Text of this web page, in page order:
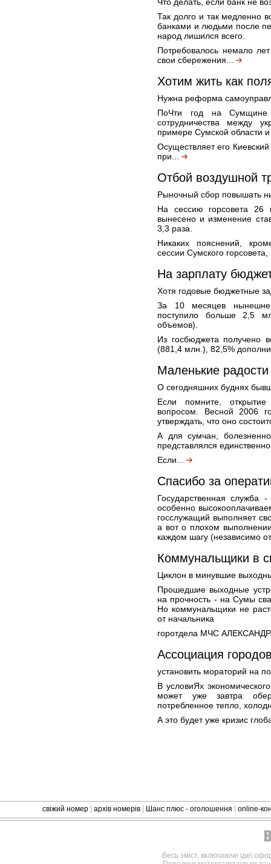
Так долго и так медленно
банками и людьми после
народ лишился всего.
Потребовалось немало
свои сбережения...
Хотим жить как
Нужна реформа
ПоЧти год на Сумщине
сотрудничества между
примере Сумской области
Осуществляет его
при...
Отбой воздушной
Рыночный сбор повышать
На сессию горсовета 26
вынесено и изменение
3,3 раза.
Никаких пояснений,
сессии Сумского
На зарплату
Хотя годовые бюджетные
За 10 месяцев
поступило больше 2,5
объемов).
Из госбюджета получено
(881,4 млн.), 82,5%
Маленькие
О сегодняшних буднях
Если помните,
вопросом. Весной 2006
утверждать, что оно
А для сумчан,
представлялся
Если...
Спасибо за
Государственная служба
особенно
госслужащий выполняет
а вот о плохом
каждом шагу (независимо
Коммунальщики в
Циклон в минувшие
Прошедшие выходные
на прочность - на Сумы
Но коммунальщики не
от начальника
горотдела МЧС
Ассоциация
установить мораторий на
В условиЯх
может уже завтра
потребленное тепло,
А это будет уже кризис
свіжий номер архів номерів Шанс плюс - оголошення online-
Весь зміст, включаючи ідеї